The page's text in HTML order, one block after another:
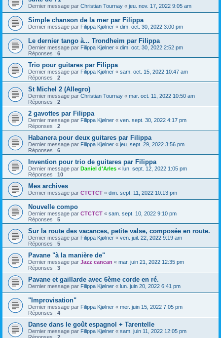
Dernier message par Christian Tournay « jeu. nov. 17, 2022 9:05 am
Simple chanson de la mer par Filippa
Dernier message par Filippa Kjølner « dim. oct. 30, 2022 3:00 pm
Le dernier tango à... Trondheim par Filippa
Dernier message par Filippa Kjølner « dim. oct. 30, 2022 2:52 pm
Réponses : 6
Trio pour guitares par Filippa
Dernier message par Filippa Kjølner « sam. oct. 15, 2022 10:47 am
Réponses : 2
St Michel 2 (Allegro)
Dernier message par Christian Tournay « mar. oct. 11, 2022 10:50 am
Réponses : 2
2 gavottes par Filippa
Dernier message par Filippa Kjølner « ven. sept. 30, 2022 4:17 pm
Réponses : 2
Habanera pour deux guitares par Filippa
Dernier message par Filippa Kjølner « jeu. sept. 29, 2022 3:56 pm
Réponses : 6
Invention pour trio de guitares par Filippa
Dernier message par Daniel d'Arles « lun. sept. 12, 2022 1:05 pm
Réponses : 10
Mes archives
Dernier message par CTCTCT « dim. sept. 11, 2022 10:13 pm
Nouvelle compo
Dernier message par CTCTCT « sam. sept. 10, 2022 9:10 pm
Réponses : 5
Sur la route des vacances, petite valse, composée en route.
Dernier message par Filippa Kjølner « ven. juil. 22, 2022 9:19 am
Réponses : 5
Pavane "à la manière de"
Dernier message par Jazz cancan « mar. juin 21, 2022 12:35 pm
Réponses : 3
Pavane et gaillarde avec 6ème corde en ré.
Dernier message par Filippa Kjølner « lun. juin 20, 2022 6:41 pm
"Improvisation"
Dernier message par Filippa Kjølner « mer. juin 15, 2022 7:05 pm
Réponses : 4
Danse dans le goût espagnol + Tarentelle
Dernier message par Filippa Kjølner « sam. juin 11, 2022 12:05 pm